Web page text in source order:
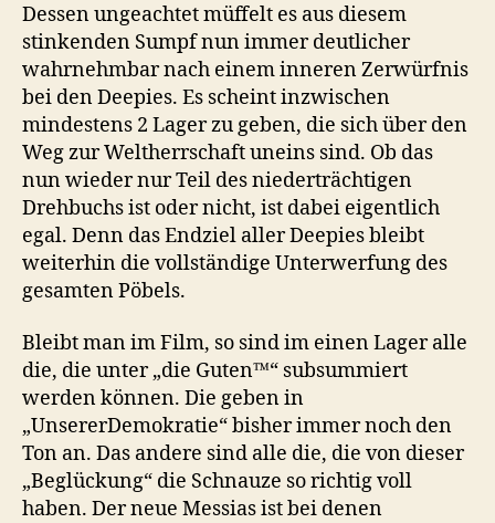
Dessen ungeachtet müffelt es aus diesem
stinkenden Sumpf nun immer deutlicher
wahrnehmbar nach einem inneren Zerwürfnis
bei den Deepies. Es scheint inzwischen
mindestens 2 Lager zu geben, die sich über den
Weg zur Weltherrschaft uneins sind. Ob das
nun wieder nur Teil des niederträchtigen
Drehbuchs ist oder nicht, ist dabei eigentlich
egal. Denn das Endziel aller Deepies bleibt
weiterhin die vollständige Unterwerfung des
gesamten Pöbels.
Bleibt man im Film, so sind im einen Lager alle
die, die unter „die Guten™“ subsummiert
werden können. Die geben in
„UnsererDemokratie“ bisher immer noch den
Ton an. Das andere sind alle die, die von dieser
„Beglückung“ die Schnauze so richtig voll
haben. Der neue Messias ist bei denen